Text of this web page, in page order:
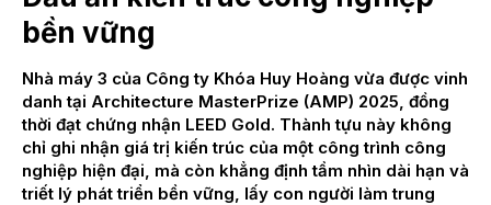
bền vững
Nhà máy 3 của Công ty Khóa Huy Hoàng vừa được vinh
danh tại Architecture MasterPrize (AMP) 2025, đồng
thời đạt chứng nhận LEED Gold. Thành tựu này không
chỉ ghi nhận giá trị kiến trúc của một công trình công
nghiệp hiện đại, mà còn khẳng định tầm nhìn dài hạn và
triết lý phát triển bền vững, lấy con người làm trung